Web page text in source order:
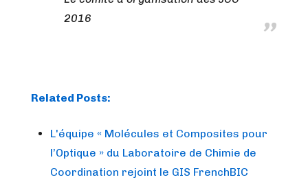
2016
Related Posts:
L'équipe « Molécules et Composites pour
l’Optique » du Laboratoire de Chimie de
Coordination rejoint le GIS FrenchBIC